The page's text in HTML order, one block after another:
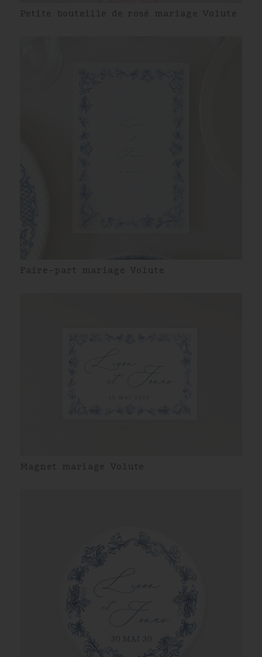
Petite bouteille de rosé mariage Volute
Faire-part mariage Volute
Magnet mariage Volute